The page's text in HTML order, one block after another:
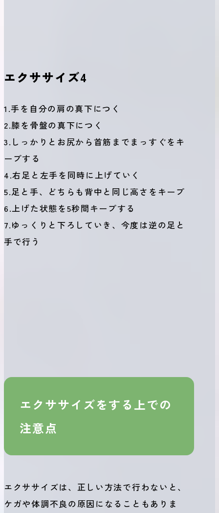
エクササイズ4
1.手を自分の肩の真下につく
2.膝を骨盤の真下につく
3.しっかりとお尻から首筋までまっすぐをキ
ープする
4.右足と左手を同時に上げていく
5.足と手、どちらも背中と同じ高さをキープ
6.上げた状態を5秒間キープする
7.ゆっくりと下ろしていき、今度は逆の足と
手で行う
エクササイズをする上での
注意点
エクササイズは、正しい方法で行わないと、
ケガや体調不良の原因になることもありま